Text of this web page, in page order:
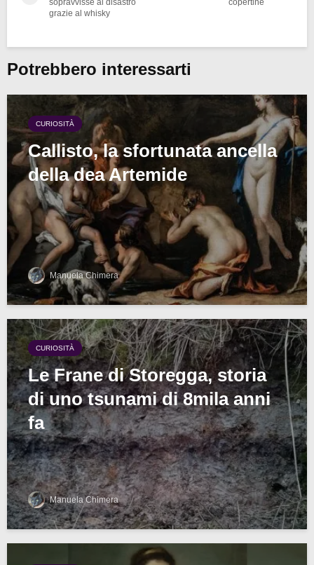
sopravvisse al disastro
grazie al whisky
copertine
Potrebbero interessarti
CURIOSITÀ
Callisto, la sfortunata ancella
della dea Artemide
Manuela Chimera
CURIOSITÀ
Le Frane di Storegga, storia
di uno tsunami di 8mila anni
fa
Manuela Chimera